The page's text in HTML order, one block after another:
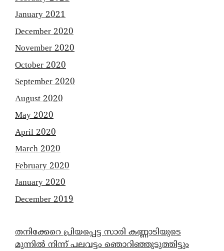
January 2021
December 2020
November 2020
October 2020
September 2020
August 2020
May 2020
April 2020
March 2020
February 2020
January 2020
December 2019
തനിക്കേറെ പ്രിയപ്പെട്ട സാരി കണ്ണാടിയുടെ
മുന്നിൽ നിന്ന് പലവട്ടം ഞൊറിഞ്ഞുടുത്തിട്ടും